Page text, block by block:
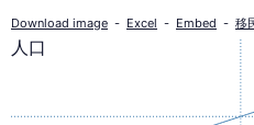
ミ
Download image - Excel - Embed - 移
人口